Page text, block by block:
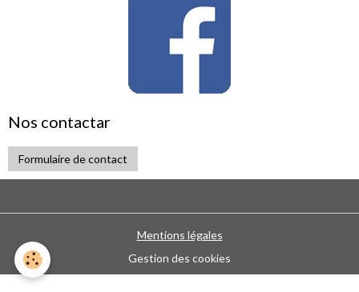
Nos contactar
Formulaire de contact
Mentions légales
Gestion des cookies